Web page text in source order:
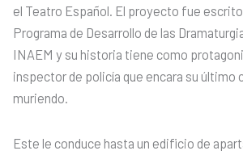
el Teatro Español. El proyecto fue
Programa de Desarrollo de las
INAEM y su historia tiene como
inspector de policía que encara su último
muriendo.
Este le conduce hasta un edificio de